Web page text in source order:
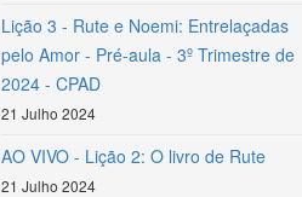
Lição 3 - Rute e Noemi: Entrelaçadas
pelo Amor - Pré-aula - 3º Trimestre de
2024 - CPAD
21 Julho 2024
AO VIVO - Lição 2: O livro de Rute
21 Julho 2024